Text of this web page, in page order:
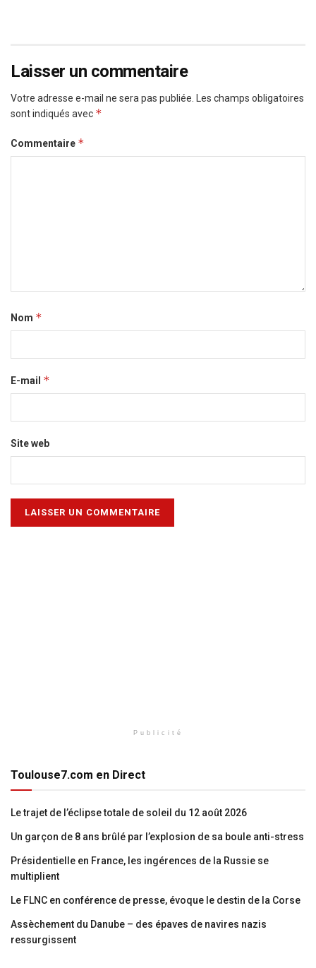
Laisser un commentaire
Votre adresse e-mail ne sera pas publiée. Les champs obligatoires
sont indiqués avec *
Commentaire *
Nom *
E-mail *
Site web
Publicité
Toulouse7.com en Direct
Le trajet de l’éclipse totale de soleil du 12 août 2026
Un garçon de 8 ans brûlé par l’explosion de sa boule anti-stress
Présidentielle en France, les ingérences de la Russie se
multiplient
Le FLNC en conférence de presse, évoque le destin de la Corse
Assèchement du Danube – des épaves de navires nazis
ressurgissent